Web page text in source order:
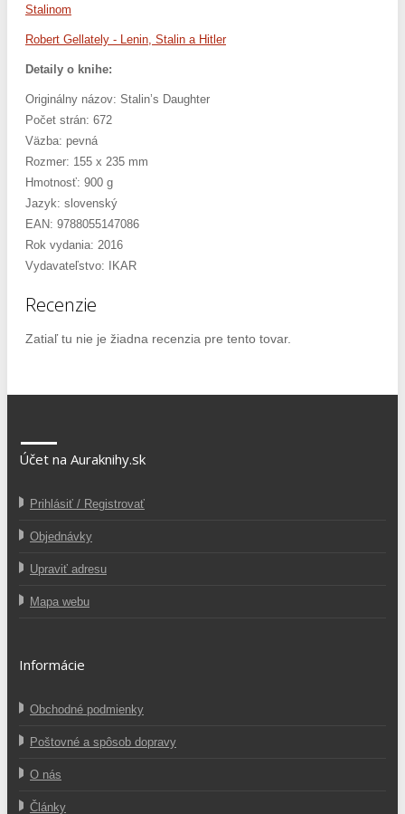
Stalinom
Robert Gellately - Lenin, Stalin a Hitler
Detaily o knihe:
Originálny názov: Stalin’s Daughter
Počet strán: 672
Väzba: pevná
Rozmer: 155 x 235 mm
Hmotnosť: 900 g
Jazyk: slovenský
EAN: 9788055147086
Rok vydania: 2016
Vydavateľstvo: IKAR
Recenzie
Zatiaľ tu nie je žiadna recenzia pre tento tovar.
Účet na Auraknihy.sk
Prihlásiť / Registrovať
Objednávky
Upraviť adresu
Mapa webu
Informácie
Obchodné podmienky
Poštovné a spôsob dopravy
O nás
Články